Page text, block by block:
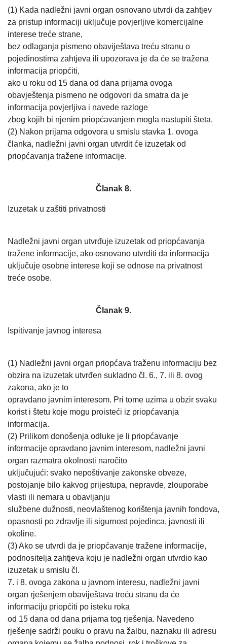
(1) Kada nadležni javni organ osnovano utvrdi da zahtjev
za pristup informaciji uključuje povjerljive komercijalne
interese treće strane,
bez odlaganja pismeno obaviještava treću stranu o
pojedinostima zahtjeva ili upozorava je da će se tražena
informacija priopćiti,
ako u roku od 15 dana od dana prijama ovoga
obavještenja pismeno ne odgovori da smatra da je
informacija povjerljiva i navede razloge
zbog kojih bi njenim priopćavanjem mogla nastupiti šteta.
(2) Nakon prijama odgovora u smislu stavka 1. ovoga
članka, nadležni javni organ utvrdit će izuzetak od
priopćavanja tražene informacije.
Članak 8.
Izuzetak u zaštiti privatnosti
Nadležni javni organ utvrđuje izuzetak od priopćavanja
tražene informacije, ako osnovano utvrditi da informacija
uključuje osobne interese koji se odnose na privatnost
treće osobe.
Članak 9.
Ispitivanje javnog interesa
(1) Nadležni javni organ priopćava traženu informaciju bez
obzira na izuzetak utvrđen sukladno čl. 6., 7. ili 8. ovog
zakona, ako je to
opravdano javnim interesom. Pri tome uzima u obzir svaku
korist i štetu koje mogu proisteći iz priopćavanja
informacija.
(2) Prilikom donošenja odluke je li priopćavanje
informacije opravdano javnim interesom, nadležni javni
organ razmatra okolnosti naročito
uključujući: svako nepoštivanje zakonske obveze,
postojanje bilo kakvog prijestupa, nepravde, zlouporabe
vlasti ili nemara u obavljanju
službene dužnosti, neovlaštenog korištenja javnih fondova,
opasnosti po zdravlje ili sigurnost pojedinca, javnosti ili
okoline.
(3) Ako se utvrdi da je priopćavanje tražene informacije,
podnositelja zahtjeva koju je nadležni organ utvrdio kao
izuzetak u smislu čl.
7. i 8. ovoga zakona u javnom interesu, nadležni javni
organ rješenjem obaviještava treću stranu da će
informaciju priopćiti po isteku roka
od 15 dana od dana prijama tog rješenja. Navedeno
rješenje sadrži pouku o pravu na žalbu, naznaku ili adresu